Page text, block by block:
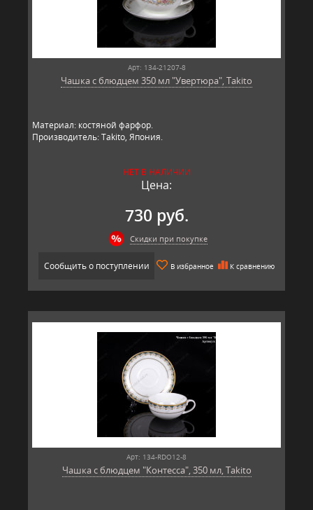
Арт: 134-21207-8
Чашка с блюдцем 350 мл "Увертюра", Takito
Материал: костяной фарфор.
Производитель: Takito, Япония.
НЕТ В НАЛИЧИИ
Цена:
730 руб.
Скидки при покупке
Сообщить о поступлении В избранное К сравнению
Арт: 134-RDO12-8
Чашка с блюдцем "Контесса", 350 мл, Takito